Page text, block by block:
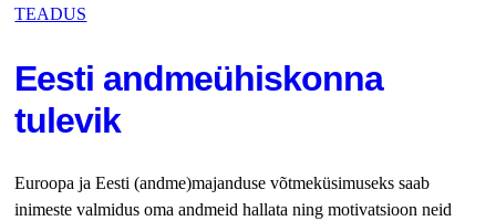
TEADUS
Eesti andmeühiskonna
tulevik
Euroopa ja Eesti (andme)majanduse võtmeküsimuseks saab
inimeste valmidus oma andmeid hallata ning motivatsioon neid